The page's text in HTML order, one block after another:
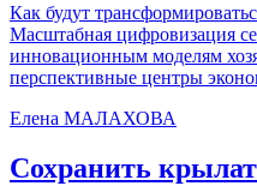
Как будут
Масштабная цифровизация
инновационным моделям
перспективные центры
Елена МАЛАХОВА
Сохранить